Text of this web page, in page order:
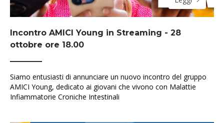
Incontro AMICI Young in Streaming - 28
ottobre ore 18.00
Siamo entusiasti di annunciare un nuovo incontro del gruppo
AMICI Young, dedicato ai giovani che vivono con Malattie
Infiammatorie Croniche Intestinali